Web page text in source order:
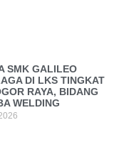
SMK GALILEO
DI LKS TINGKAT
RAYA, BIDANG
WELDING